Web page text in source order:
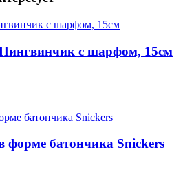
с шарфом, 15см
батончика Snickers